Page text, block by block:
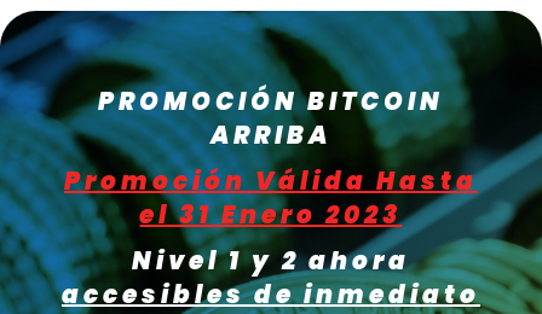
PROMOCIÓN BITCOIN
ARRIBA
Promoción Válida Hasta
el 31 Enero 2023
Nivel 1 y 2 ahora
accesibles de inmediato